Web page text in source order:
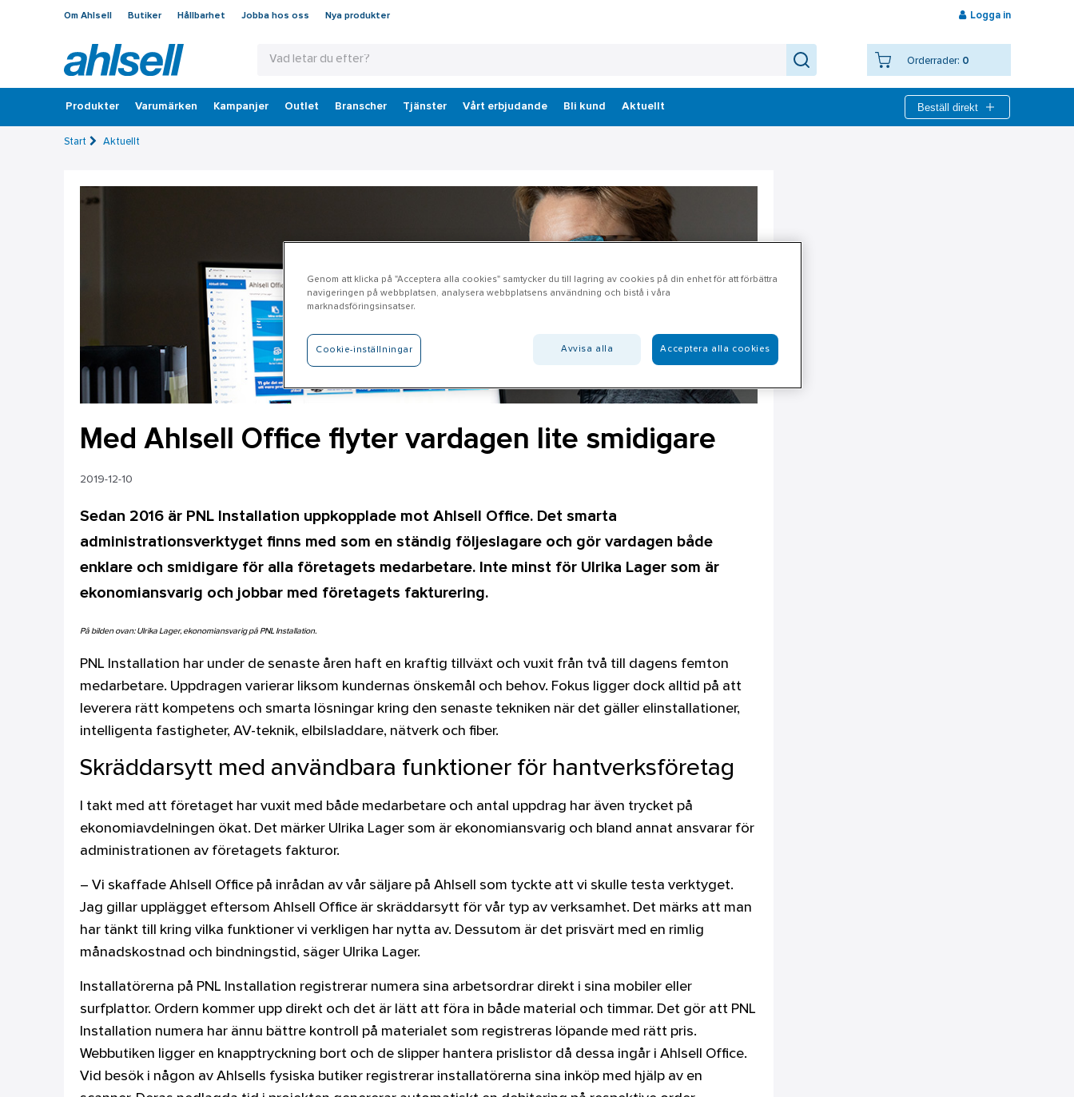
Om Ahlsell Butiker Hållbarhet Jobba hos oss Nya produkter Logga in
Orderrader: 0
Produkter Varumärken Kampanjer Outlet Branscher Tjänster Vårt erbjudande Bli kund Aktuellt Beställ direkt
Start Aktuellt
Med Ahlsell Office flyter vardagen lite smidigare
2019-12-10
Sedan 2016 är PNL Installation uppkopplade mot Ahlsell Office. Det smarta
administrationsverktyget finns med som en ständig följeslagare och gör vardagen både
enklare och smidigare för alla företagets medarbetare. Inte minst för Ulrika Lager som är
ekonomiansvarig och jobbar med företagets fakturering.
På bilden ovan: Ulrika Lager, ekonomiansvarig på PNL Installation.
PNL Installation har under de senaste åren haft en kraftig tillväxt och vuxit från två till dagens femton
medarbetare. Uppdragen varierar liksom kundernas önskemål och behov. Fokus ligger dock alltid på att
leverera rätt kompetens och smarta lösningar kring den senaste tekniken när det gäller elinstallationer,
intelligenta fastigheter, AV-teknik, elbilsladdare, nätverk och fiber.
Skräddarsytt med användbara funktioner för hantverksföretag
I takt med att företaget har vuxit med både medarbetare och antal uppdrag har även trycket på
ekonomiavdelningen ökat. Det märker Ulrika Lager som är ekonomiansvarig och bland annat ansvarar för
administrationen av företagets fakturor.
– Vi skaffade Ahlsell Office på inrådan av vår säljare på Ahlsell som tyckte att vi skulle testa verktyget.
Jag gillar upplägget eftersom Ahlsell Office är skräddarsytt för vår typ av verksamhet. Det märks att man
har tänkt till kring vilka funktioner vi verkligen har nytta av. Dessutom är det prisvärt med en rimlig
månadskostnad och bindningstid, säger Ulrika Lager.
Installatörerna på PNL Installation registrerar numera sina arbetsordrar direkt i sina mobiler eller
surfplattor. Ordern kommer upp direkt och det är lätt att föra in både material och timmar. Det gör att PNL
Installation numera har ännu bättre kontroll på materialet som registreras löpande med rätt pris.
Webbutiken ligger en knapptryckning bort och de slipper hantera prislistor då dessa ingår i Ahlsell Office.
Vid besök i någon av Ahlsells fysiska butiker registrerar installatörerna sina inköp med hjälp av en
Genom att klicka på "Acceptera alla cookies" samtycker du till lagring av cookies på din enhet för att förbättra
navigeringen på webbplatsen, analysera webbplatsens användning och bistå i våra
marknadsföringsinsatser.
Cookie-inställningar Avvisa alla Acceptera alla cookies